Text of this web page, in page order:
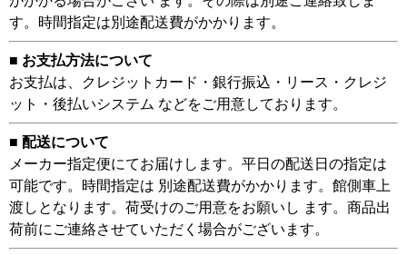
す。時間指定は別途配送費がかかります。
■ お支払方法について
お支払は、クレジットカード・銀行振込・リース・クレジ
ット・後払いシステム などをご用意しております。
■ 配送について
メーカー指定便にてお届けします。平日の配送日の指定は
可能です。時間指定は 別途配送費がかかります。館側車上
渡しとなります。荷受けのご用意をお願いし ます。商品出
荷前にご連絡させていただく場合がございます。